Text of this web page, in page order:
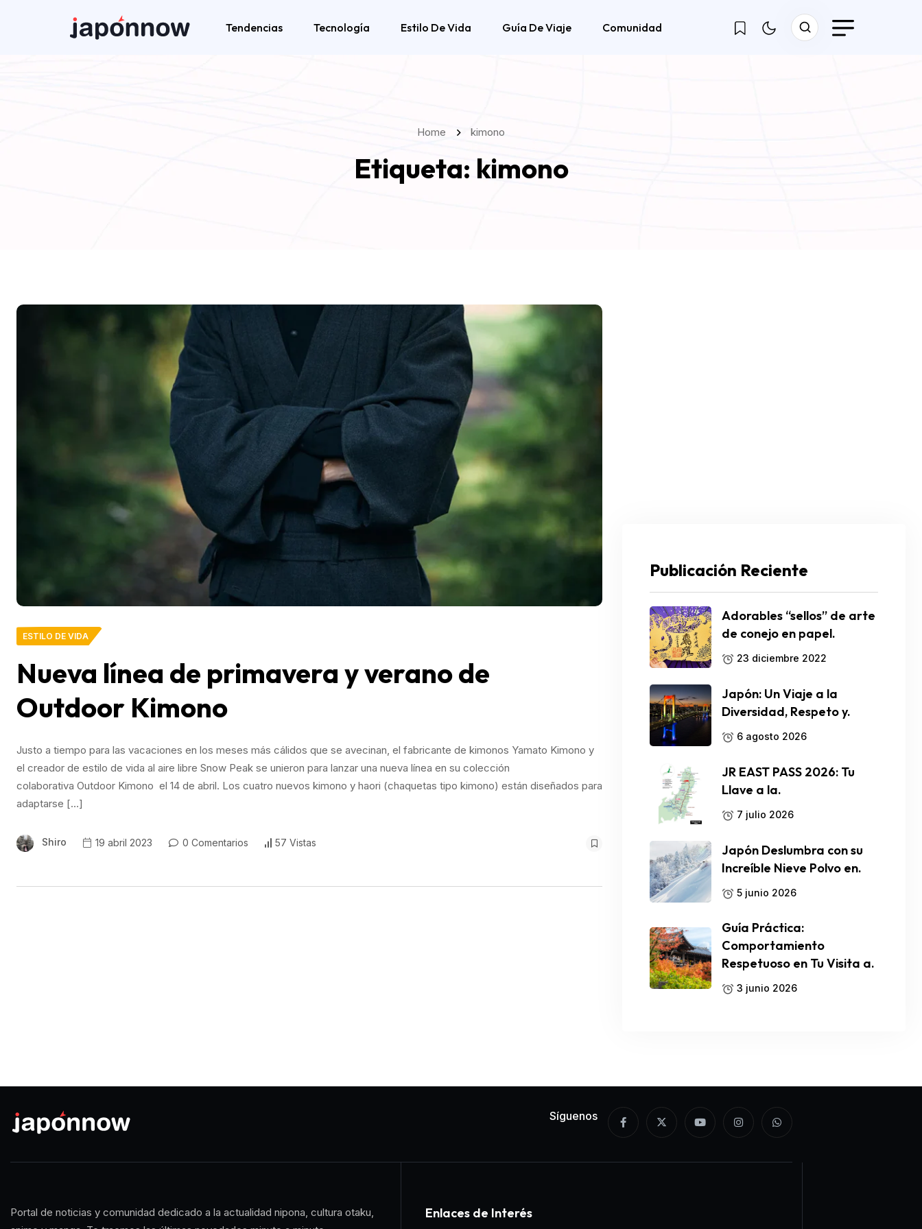
Tendencias Tecnología Estilo De Vida Guía De Viaje Comunidad
Home kimono
Etiqueta: kimono
ESTILO DE VIDA
Nueva línea de primavera y verano de
Outdoor Kimono
Justo a tiempo para las vacaciones en los meses más cálidos que se avecinan, el fabricante de kimonos Yamato Kimono y
el creador de estilo de vida al aire libre Snow Peak se unieron para lanzar una nueva línea en su colección
colaborativa Outdoor Kimono el 14 de abril. Los cuatro nuevos kimono y haori (chaquetas tipo kimono) están diseñados para
adaptarse […]
Shiro 19 abril 2023 0 Comentarios 57 Vistas
Publicación Reciente
Adorables “sellos” de arte
de conejo en papel.
23 diciembre 2022
Japón: Un Viaje a la
Diversidad, Respeto y.
6 agosto 2026
JR EAST PASS 2026: Tu
Llave a la.
7 julio 2026
Japón Deslumbra con su
Increíble Nieve Polvo en.
5 junio 2026
Guía Práctica:
Comportamiento
Respetuoso en Tu Visita a.
3 junio 2026
Síguenos
Portal de noticias y comunidad dedicado a la actualidad nipona, cultura otaku,
Enlaces de Interés